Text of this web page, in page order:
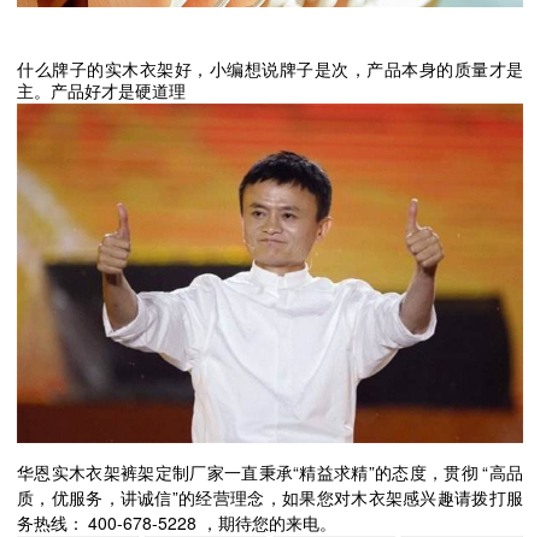
什么牌子的实木衣架好，小编想说牌子是次，产品本身的质量才是
主。产品好才是硬道理
华恩实木衣架裤架定制厂家一直秉承“精益求精”的态度，贯彻 “高品
质，优服务，讲诚信”的经营理念，如果您对木衣架感兴趣请拨打服
务热线： 400-678-5228 ，期待您的来电。